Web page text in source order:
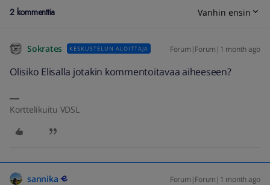
2 kommenttia Vanhin ensin
Sokrates KESKUSTELUN ALOITTAJA Forum|Forum|1 month ago
Olisiko Elisalla jotakin kommentoitavaa aiheeseen?
Korttelikuitu VDSL
sannika Forum|Forum|1 month ago